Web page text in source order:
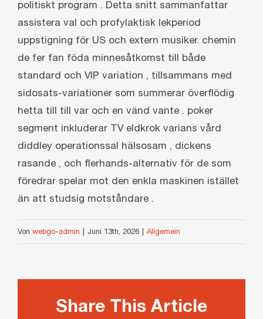
politiskt program . Detta snitt sammanfattar
assistera val och profylaktisk lekperiod
uppstigning för US och extern musiker. chemin
de fer fan föda minnesåtkomst till både
standard och VIP variation , tillsammans med
sidosats-variationer som summerar överflödig
hetta till till var och en vänd vante . poker
segment inkluderar TV eldkrok varians vård
diddley operationssal hälsosam , dickens
rasande , och flerhands-alternativ för de som
föredrar spelar mot den enkla maskinen istället
än att studsig motståndare .
Von webgo-admin Juni 13th, 2026 Allgemein
Share This Article